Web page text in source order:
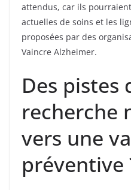
attendus, car ils
actuelles de soins et les
proposées par des
Vaincre Alzheimer.
Des pistes
recherche
vers une
préventive